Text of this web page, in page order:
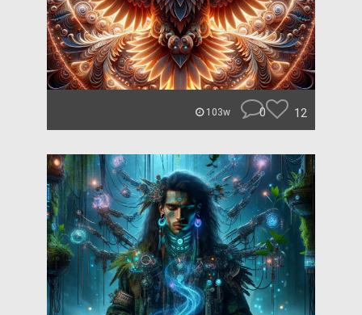
103w 0 12